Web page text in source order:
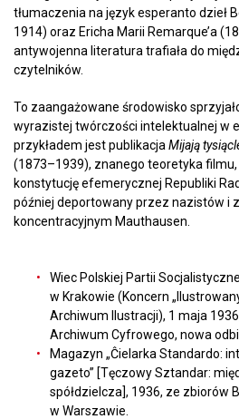
tłumaczenia na język esperanto dzieł
1914) oraz Ericha Marii Remarque’a
antywojenna literatura trafiała do
czytelników.
To zaangażowane środowisko
wyrazistej twórczości intelektualnej w
przykładem jest publikacja Mijają
(1873–1939), znanego teoretyka filmu,
konstytucję efemerycznej Republiki
później deportowany przez nazistów i
koncentracyjnym Mauthausen.
Wiec Polskiej Partii
w Krakowie (Koncern
Archiwum Ilustracji), 1 maja
Archiwum Cyfrowego, nowa
Magazyn „Ĉielarka Standardo:
gazeto” [Tęczowy Sztandar:
spółdzielcza], 1936, ze zbiorów
w Warszawie.